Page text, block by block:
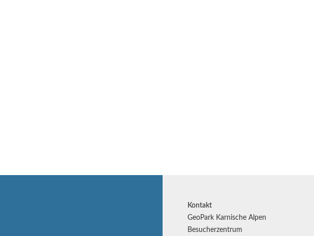
Kontakt
GeoPark Karnische Alpen
Besucherzentrum